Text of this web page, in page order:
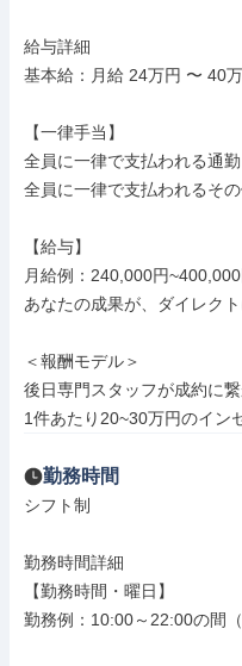
給与詳細
基本給：月給 24万円 〜 40
【一律手当】
全員に一律で支払われる通
全員に一律で支払われるそ
【給与】
月給例：240,000円~400,000
あなたの成果が、ダイレク
＜報酬モデル＞
後日専門スタッフが成約に繋
1件あたり20~30万円のイン
勤務時間
シフト制
勤務時間詳細
【勤務時間・曜日】
勤務例：10:00～22:00の間